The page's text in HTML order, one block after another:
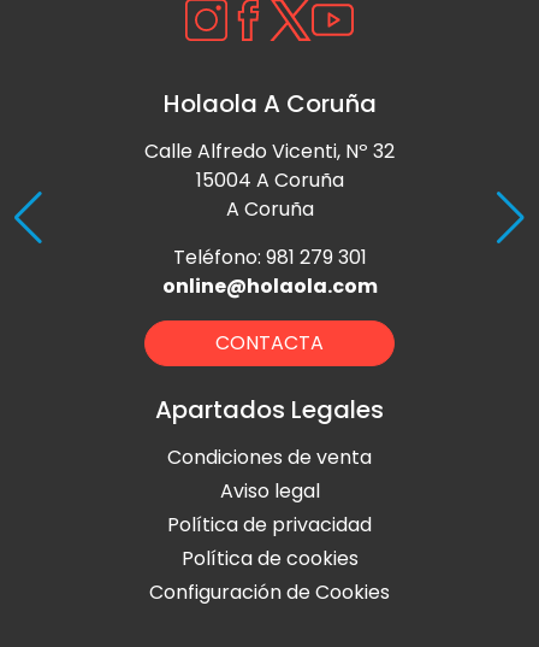
Holaola A Coruña
Calle Alfredo Vicenti, Nº 32
15004 A Coruña
A Coruña
Teléfono: 981 279 301
online@holaola.com
CONTACTA
Apartados Legales
Condiciones de venta
Aviso legal
Política de privacidad
Política de cookies
Configuración de Cookies